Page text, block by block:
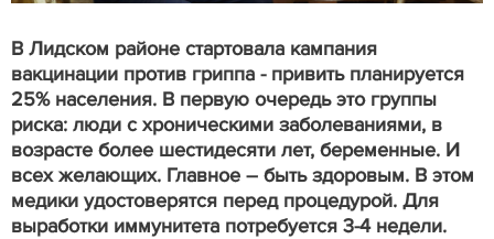
В Лидском районе стартовала кампания
вакцинации против гриппа - привить планируется
25% населения. В первую очередь это группы
риска: люди с хроническими заболеваниями, в
возрасте более шестидесяти лет, беременные. И
всех желающих. Главное – быть здоровым. В этом
медики удостоверятся перед процедурой. Для
выработки иммунитета потребуется 3-4 недели.